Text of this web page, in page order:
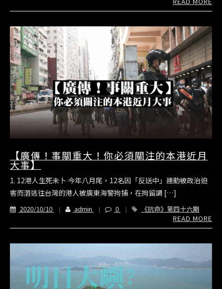
【廣傳！事關重大！你必須關注的本港近月
大事】
1. 12港人生死未卜 今年八月尾，12名因「反送中」運動被政治迫
害而潛逃往台灣的港人被廣東海警拘捕，在拘留調 […]
2020/10/10 admin 0
《抗命》第四十六期
READ MORE